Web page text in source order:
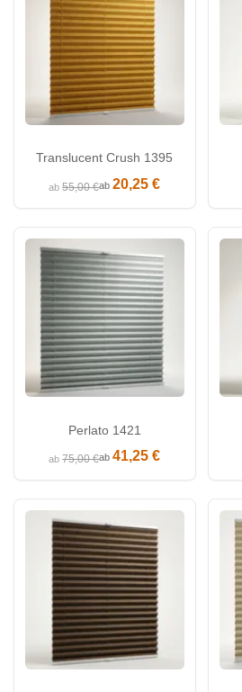
Translucent Crush 1395
ab55,00 €ab20,25 €
Perlato 1421
ab75,00 €ab41,25 €